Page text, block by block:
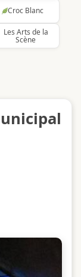
Croc Blanc
Les Arts de la
Scène